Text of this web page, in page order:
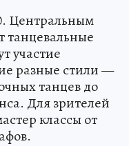
Центральным
танцевальные
участие
разные стили —
танцев до
Для зрителей
классы от